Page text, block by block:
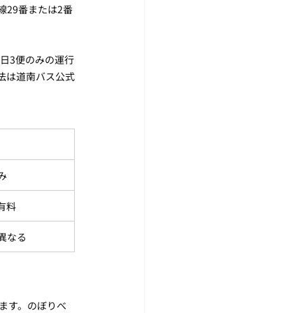
29番または2番
3便のみの運行
は道南バス公式
料
なる
す。のぼりべ